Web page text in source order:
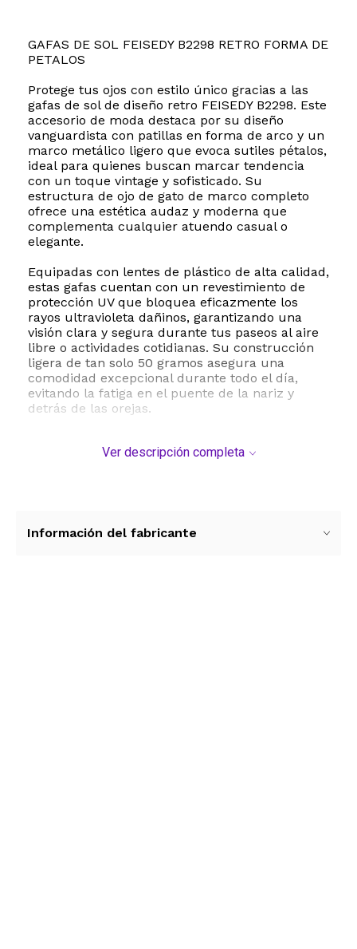
GAFAS DE SOL FEISEDY B2298 RETRO FORMA DE
PETALOS
Protege tus ojos con estilo único gracias a las
gafas de sol de diseño retro FEISEDY B2298. Este
accesorio de moda destaca por su diseño
vanguardista con patillas en forma de arco y un
marco metálico ligero que evoca sutiles pétalos,
ideal para quienes buscan marcar tendencia
con un toque vintage y sofisticado. Su
estructura de ojo de gato de marco completo
ofrece una estética audaz y moderna que
complementa cualquier atuendo casual o
elegante.
Equipadas con lentes de plástico de alta calidad,
estas gafas cuentan con un revestimiento de
protección UV que bloquea eficazmente los
rayos ultravioleta dañinos, garantizando una
visión clara y segura durante tus paseos al aire
libre o actividades cotidianas. Su construcción
ligera de tan solo 50 gramos asegura una
comodidad excepcional durante todo el día,
evitando la fatiga en el puente de la nariz y
detrás de las orejas.
incluyen un ancho de lente de 58 milímetros,
adultos. Para mantener tus gafas en óptimas
Ver descripción completa
Información del fabricante